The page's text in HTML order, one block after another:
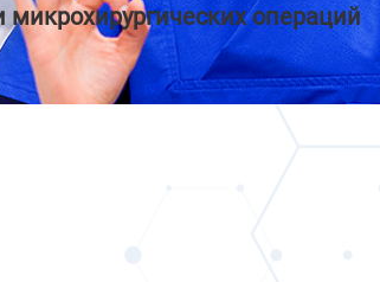
операций